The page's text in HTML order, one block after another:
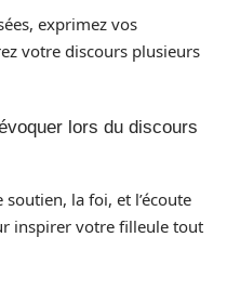
exprimez vos
votre discours plusieurs
lors du discours
soutien, la foi, et l’écoute
inspirer votre filleule tout